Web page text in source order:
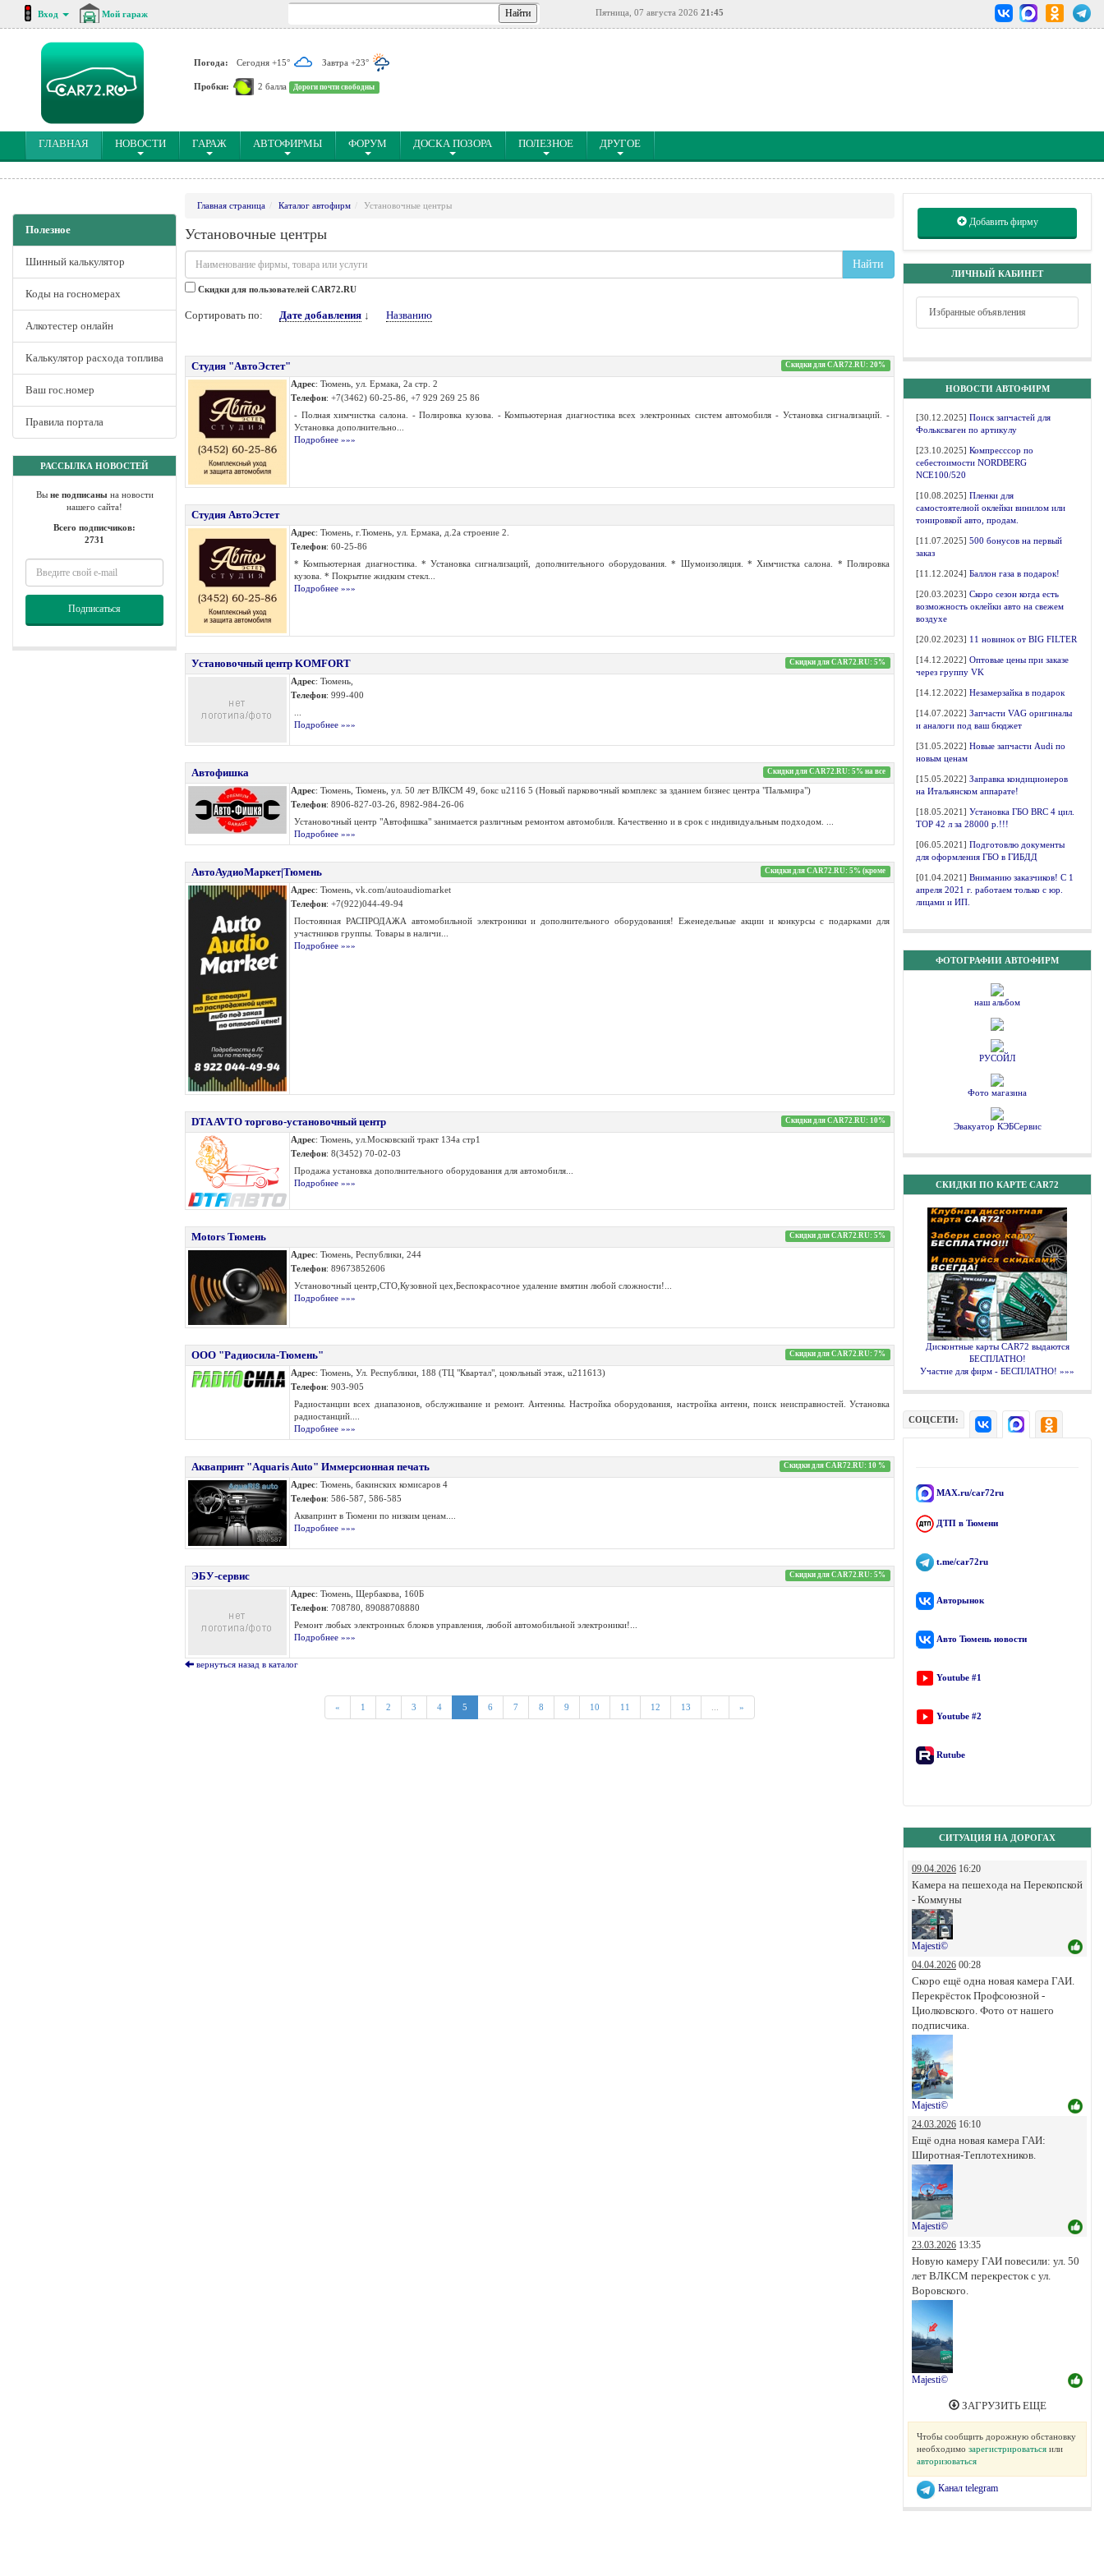
Вход Мой гараж Пятница, 07 августа 2026 21:45
Погода: Сегодня +15° Завтра +23°
Пробки: 2 балла Дороги почти свободны
ГЛАВНАЯ(CURRENT)
НОВОСТИ ГАРАЖ АВТОФИРМЫ ФОРУМ ДОСКА ПОЗОРА ПОЛЕЗНОЕ ДРУГОЕ
Полезное
Шинный калькулятор
Коды на госномерах
Алкотестер онлайн
Калькулятор расхода топлива
Ваш гос.номер
Правила портала
РАССЫЛКА НОВОСТЕЙ
Вы не подписанына новости
нашего сайта!
Всего подписчиков:
2731
Подписаться
Добавить фирму
ЛИЧНЫЙ КАБИНЕТ
Избранные объявления
НОВОСТИ АВТОФИРМ
[30.12.2025] Поиск запчастей для
Фольксваген по артикулу
[23.10.2025] Компресссор по
себестоимости NORDBERG
NCE100/520
[10.08.2025] Пленки для
самостоятелной оклейки винилом или
тонировкой авто, продам.
[11.07.2025] 500 бонусов на первый
заказ
[11.12.2024] Баллон газа в подарок!
[20.03.2023] Скоро сезон когда есть
возможность оклейки авто на свежем
воздухе
[20.02.2023] 11 новинок от BIG FILTER
[14.12.2022] Оптовые цены при заказе
через группу VK
[14.12.2022] Незамерзайка в подарок
[14.07.2022] Запчасти VAG оригиналы
и аналоги под ваш бюджет
[31.05.2022] Новые запчасти Audi по
новым ценам
[15.05.2022] Заправка кондиционеров
на Итальянском аппарате!
[18.05.2021] Установка ГБО BRC 4 цил.
ТОР 42 л за 28000 р.!!!
[06.05.2021] Подготовлю документы
для оформления ГБО в ГИБДД
[01.04.2021] Вниманию заказчиков! С 1
апреля 2021 г. работаем только с юр.
лицами и ИП.
ФОТОГРАФИИ АВТОФИРМ
наш альбом
РУСОЙЛ
Фото магазина
Эвакуатор КЭБСервис
СКИДКИ ПО КАРТЕ CAR72
Дисконтные карты CAR72 выдаются
БЕСПЛАТНО!
Участие для фирм - БЕСПЛАТНО! »»»
СОЦСЕТИ:
MAX.ru/car72ru
ДТП в Тюмени
t.me/car72ru
Авторынок
Авто Тюмень новости
Youtube #1
Youtube #2
Rutube
СИТУАЦИЯ НА ДОРОГАХ
09.04.2026 16:20
Камера на пешехода на Перекопской
- Коммуны
Majesti©
04.04.2026 00:28
Скоро ещё одна новая камера ГАИ.
Перекрёсток Профсоюзной -
Циолковского. Фото от нашего
подписчика.
Majesti©
24.03.2026 16:10
Ещё одна новая камера ГАИ:
Широтная-Теплотехников.
Majesti©
23.03.2026 13:35
Новую камеру ГАИ повесили: ул. 50
лет ВЛКСМ перекресток с ул.
Воровского.
Majesti©
ЗАГРУЗИТЬ ЕЩЕ
Чтобы сообщить дорожную обстановку
необходимо зарегистрироваться или
авторизоваться
Канал telegram
Главная страница Каталог автофирм Установочные центры
Установочные центры
Найти
Cкидки для пользователей CAR72.RU
Сортировать по: Дате добавления ↓ Названию
Студия "АвтоЭстет" Скидки для CAR72.RU: 20%
Адрес: Тюмень, ул. Ермака, 2а стр. 2
Телефон: +7(3462) 60-25-86, +7 929 269 25 86
- Полная химчистка салона. - Полировка кузова. - Компьютерная диагностика всех электронных систем автомобиля - Установка сигнализаций. -
Установка дополнительно...
Подробнее »»»
Студия АвтоЭстет
Адрес: Тюмень, г.Тюмень, ул. Ермака, д.2а строение 2.
Телефон: 60-25-86
* Компьютерная диагностика. * Установка сигнализаций, дополнительного оборудования. * Шумоизоляция. * Химчистка салона. * Полировка
кузова. * Покрытие жидким стекл...
Подробнее »»»
Установочный центр KOMFORT Скидки для CAR72.RU: 5%
Адрес: Тюмень,
Телефон: 999-400
Подробнее »»»
Автофишка Скидки для CAR72.RU: 5% на все
Адрес: Тюмень, Тюмень, ул. 50 лет ВЛКСМ 49, бокс u2116 5 (Новый парковочный комплекс за зданием бизнес центра "Пальмира")
Телефон: 8906-827-03-26, 8982-984-26-06
Установочный центр "Автофишка" занимается различным ремонтом автомобиля. Качественно и в срок с индивидуальным подходом. ...
Подробнее »»»
АвтоАудиоМаркет|Тюмень Скидки для CAR72.RU: 5% (кроме
Адрес: Тюмень, vk.com/autoaudiomarket
Телефон: +7(922)044-49-94
Постоянная РАСПРОДАЖА автомобильной электроники и дополнительного оборудования! Еженедельные акции и конкурсы с подарками для
участников группы. Товары в наличи...
Подробнее »»»
DTA AVTO торгово-установочный центр Скидки для CAR72.RU: 10%
Адрес: Тюмень, ул.Московский тракт 134а стр1
Телефон: 8(3452) 70-02-03
Продажа установка дополнительного оборудования для автомобиля...
Подробнее »»»
Motors Тюмень Скидки для CAR72.RU: 5%
Адрес: Тюмень, Республики, 244
Телефон: 89673852606
Установочный центр,СТО,Кузовной цех,Беспокрасочное удаление вмятин любой сложности!...
Подробнее »»»
ООО "Радиосила-Тюмень" Скидки для CAR72.RU: 7%
Адрес: Тюмень, Ул. Республики, 188 (ТЦ "Квартал", цокольный этаж, u211613)
Телефон: 903-905
Радиостанции всех диапазонов, обслуживание и ремонт. Антенны. Настройка оборудования, настройка антенн, поиск неисправностей. Установка
радиостанций....
Подробнее »»»
Аквапринт "Аquaris Auto" Иммерсионная печать Скидки для CAR72.RU: 10 %
Адрес: Тюмень, бакинских комисаров 4
Телефон: 586-587, 586-585
Аквапринт в Тюмени по низким ценам....
Подробнее »»»
ЭБУ-сервис Скидки для CAR72.RU: 5%
Адрес: Тюмень, Щербакова, 160Б
Телефон: 708780, 89088708880
Ремонт любых электронных блоков управления, любой автомобильной электроники!...
Подробнее »»»
вернуться назад в каталог
« 1 2 3 4 5 6 7 8 9 10 11 12 13 »